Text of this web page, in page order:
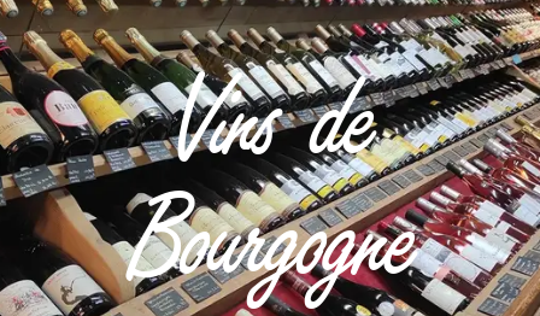
Vins de
Bourgogne